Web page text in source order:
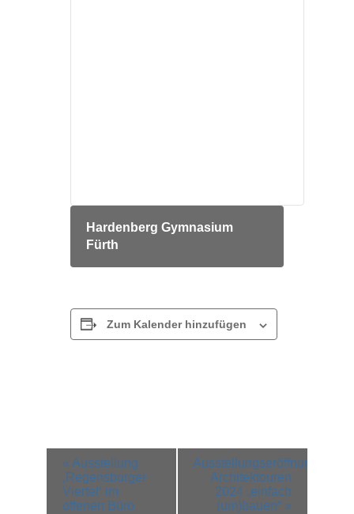
Hardenberg Gymnasium
Fürth
Zum Kalender hinzufügen
Veranstaltung-
Navigation
« Ausstellung
‚Regensburger
Viertel‘ im
offenen Büro
Ausstellungseröffnung
Architektouren
2024 „einfach
(um)bauen“ »